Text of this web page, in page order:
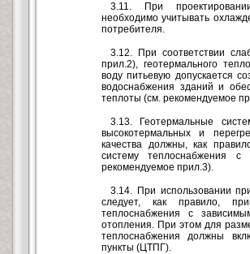
3.11. При
необходимо учитывать
потребителя.
3.12. При соответствии
прил.2), геотермального
воду питьевую допускается
водоснабжения зданий и
теплоты (см. рекомендуемое
3.13. Геотермальные
высокотермальных и
качества должны, как
систему теплоснабжения
рекомендуемое прил.3).
3.14. При использовании
следует, как правило,
теплоснабжения с
отопления. При этом для
теплоснабжения должны
пункты (ЦТПГ).